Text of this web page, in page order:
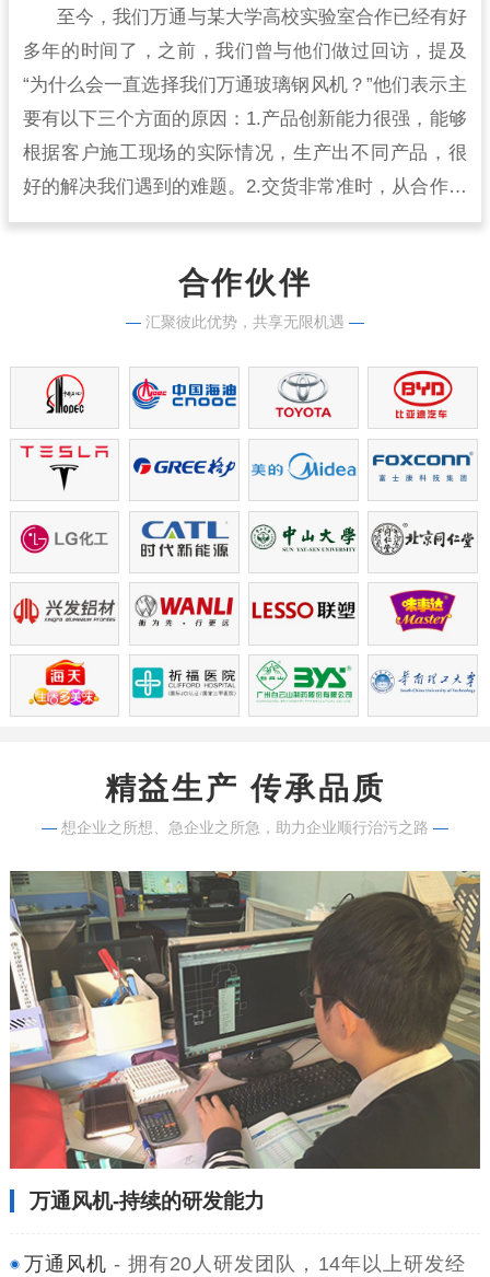
至今，我们万通与某大学高校实验室合作已经有好
多年的时间了，之前，我们曾与他们做过回访，提及
“为什么会一直选择我们万通玻璃钢风机？”他们表示主
要有以下三个方面的原因：1.产品创新能力很强，能够
根据客户施工现场的实际情况，生产出不同产品，很
好的解决我们遇到的难题。2.交货非常准时，从合作开
始到现在，从来没有出现过延时交货的情况，生产实
合作伙伴
— 汇聚彼此优势，共享无限机遇 —
精益生产 传承品质
— 想企业之所想、急企业之所急，助力企业顺行治污之路 —
万通风机-持续的研发能力
万通风机 - 拥有20人研发团队，14年以上研发经